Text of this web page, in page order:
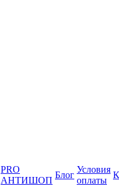
PRO
АНТИШОП
Блог
Условия
оплаты